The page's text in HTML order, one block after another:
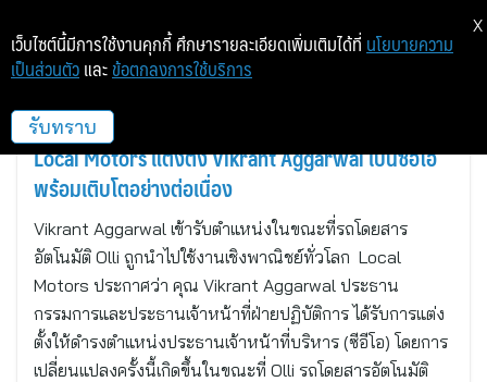
แชนด์เลอร์, แอริโซนา
Local Motors แต่งตั้ง Vikrant Aggarwal เป็นซีอีโอ
พร้อมเติบโตอย่างต่อเนื่อง
Vikrant Aggarwal เข้ารับตำแหน่งในขณะที่รถโดยสาร
อัตโนมัติ Olli ถูกนำไปใช้งานเชิงพาณิชย์ทั่วโลก Local
Motors ประกาศว่า คุณ Vikrant Aggarwal ประธาน
กรรมการและประธานเจ้าหน้าที่ฝ่ายปฏิบัติการ ได้รับการแต่ง
ตั้งให้ดำรงตำแหน่งประธานเจ้าหน้าที่บริหาร (ซีอีโอ) โดยการ
เปลี่ยนแปลงครั้งนี้เกิดขึ้นในขณะที่ Olli รถโดยสารอัตโนมัติ
เว็บไซต์นี้มีการใช้งานคุกกี้ ศึกษารายละเอียดเพิ่มเติมได้ที่ นโยบายความ
เป็นส่วนตัว และ ข้อตกลงการใช้บริการ
รับทราบ
X